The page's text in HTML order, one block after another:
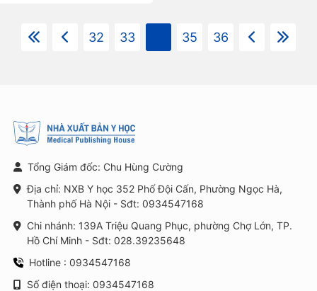
32 33 35 36
Tổng Giám đốc: Chu Hùng Cường
Địa chỉ: NXB Y học 352 Phố Đội Cấn, Phường Ngọc Hà,
Thành phố Hà Nội - Sđt: 0934547168
Chi nhánh: 139A Triệu Quang Phục, phường Chợ Lớn, TP.
Hồ Chí Minh - Sđt: 028.39235648
Hotline : 0934547168
Số điện thoại: 0934547168